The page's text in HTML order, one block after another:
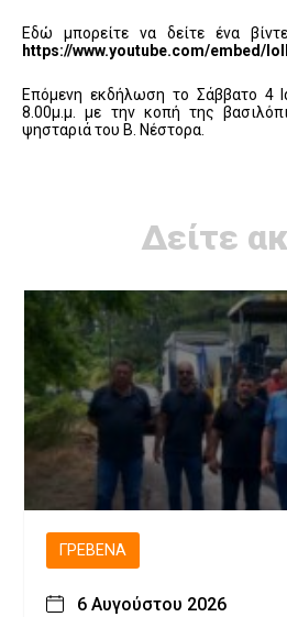
Εδώ μπορείτε να δείτε ένα
https://www.youtube.com/embed/
Επόμενη εκδήλωση τo Σάββατο 4
8.00μ.μ. με την κοπή της
ψησταριά του Β. Νέστορα.
Δείτε
ΓΡΕΒΕΝΆ
6 Αυγούστου 2026